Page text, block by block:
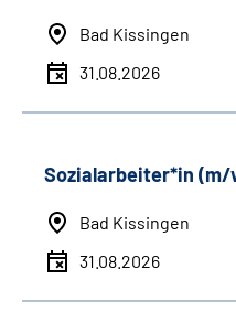
Bad Kissingen
31.08.2026
Sozialarbeiter*in
Bad Kissingen
31.08.2026